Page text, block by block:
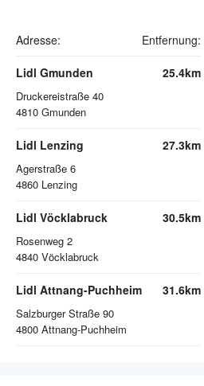
Adresse: Entfernung:
Lidl Gmunden
Druckereistraße 40
4810 Gmunden
25.4km
Lidl Lenzing
Agerstraße 6
4860 Lenzing
27.3km
Lidl Vöcklabruck
Rosenweg 2
4840 Vöcklabruck
30.5km
Lidl Attnang-Puchheim
Salzburger Straße 90
4800 Attnang-Puchheim
31.6km